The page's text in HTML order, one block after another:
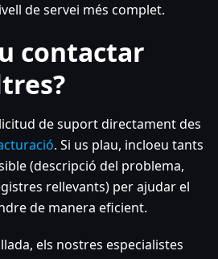
de servei més complet.
contactar
de suport directament des
. Si us plau, incloeu tants
(descripció del problema,
rellevants) per ajudar el
de manera eficient.
els nostres especialistes